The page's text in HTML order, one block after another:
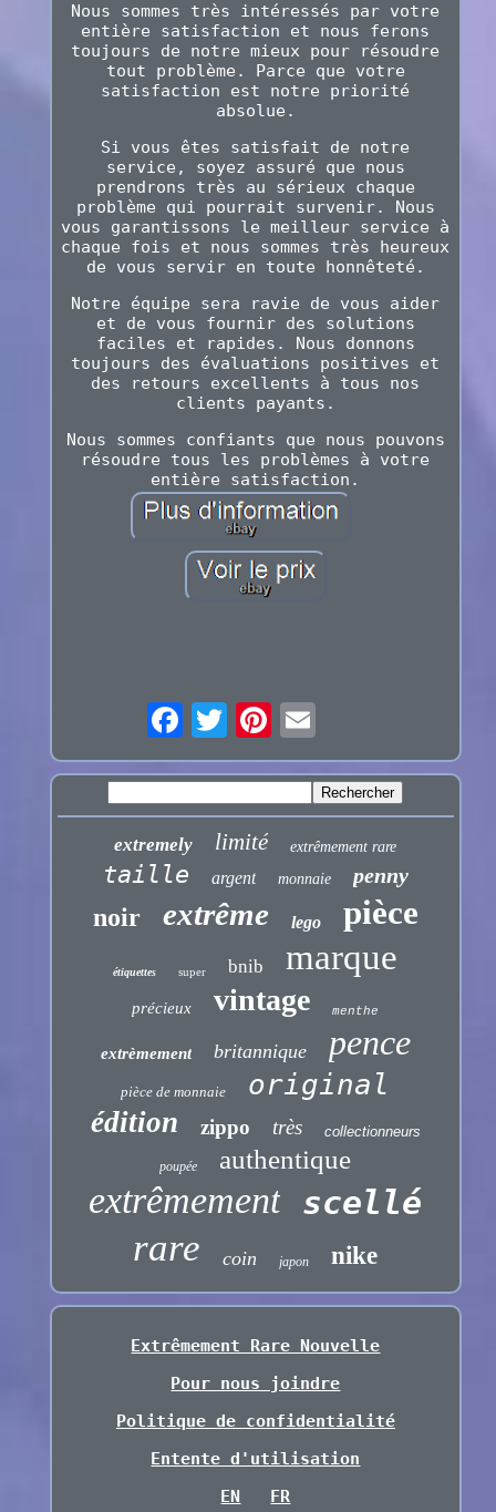
Nous sommes très intéressés par votre
entière satisfaction et nous ferons
toujours de notre mieux pour résoudre
tout problème. Parce que votre
satisfaction est notre priorité
absolue.
Si vous êtes satisfait de notre
service, soyez assuré que nous
prendrons très au sérieux chaque
problème qui pourrait survenir. Nous
vous garantissons le meilleur service à
chaque fois et nous sommes très heureux
de vous servir en toute honnêteté.
Notre équipe sera ravie de vous aider
et de vous fournir des solutions
faciles et rapides. Nous donnons
toujours des évaluations positives et
des retours excellents à tous nos
clients payants.
Nous sommes confiants que nous pouvons
résoudre tous les problèmes à votre
entière satisfaction.
extremely limité extrêmement rare
taille argent monnaie penny
noir extrême lego pièce
étiquettes super bnib marque
précieux vintage menthe
extrèmement britannique pence
pièce de monnaie
original
édition
zippo très collectionneurs
poupée authentique
extrêmement scellé
rare coin japon nike
Extrêmement Rare Nouvelle
Pour nous joindre
Politique de confidentialité
Entente d'utilisation
EN
FR